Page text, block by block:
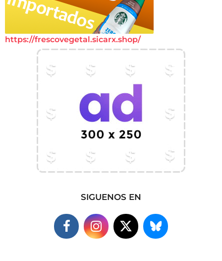
https://frescovegetal.sicarx.shop/
SIGUENOS EN